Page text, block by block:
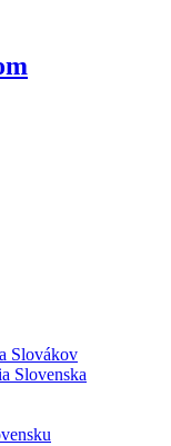
Slovákov
Slovenska